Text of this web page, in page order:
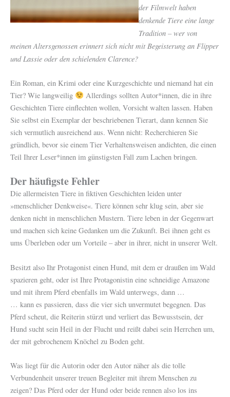
der Filmwelt haben
denkende Tiere eine lange
Tradition – wer von
meinen Altersgenossen erinnert sich nicht mit Begeisterung an Flipper
und Lassie oder den schielenden Clarence?
Ein Roman, ein Krimi oder eine Kurzgeschichte und niemand hat ein
Tier? Wie langweilig
Allerdings sollten Autor*innen, die in ihre
Geschichten Tiere einflechten wollen, Vorsicht walten lassen. Haben
Sie selbst ein Exemplar der beschriebenen Tierart, dann kennen Sie
sich vermutlich ausreichend aus. Wenn nicht: Recherchieren Sie
gründlich, bevor sie einem Tier Verhaltensweisen andichten, die einen
Teil Ihrer Leser*innen im günstigsten Fall zum Lachen bringen.
Der häufigste Fehler
Die allermeisten Tiere in fiktiven Geschichten leiden unter
»menschlicher Denkweise«. Tiere können sehr klug sein, aber sie
denken nicht in menschlichen Mustern. Tiere leben in der Gegenwart
und machen sich keine Gedanken um die Zukunft. Bei ihnen geht es
ums Überleben oder um Vorteile – aber in ihrer, nicht in unserer Welt.
Besitzt also Ihr Protagonist einen Hund, mit dem er draußen im Wald
spazieren geht, oder ist Ihre Protagonistin eine schneidige Amazone
und mit ihrem Pferd ebenfalls im Wald unterwegs, dann …
… kann es passieren, dass die vier sich unvermutet begegnen. Das
Pferd scheut, die Reiterin stürzt und verliert das Bewusstsein, der
Hund sucht sein Heil in der Flucht und reißt dabei sein Herrchen um,
der mit gebrochenem Knöchel zu Boden geht.
Was liegt für die Autorin oder den Autor näher als die tolle
Verbundenheit unserer treuen Begleiter mit ihrem Menschen zu
zeigen? Das Pferd oder der Hund oder beide rennen also los ins